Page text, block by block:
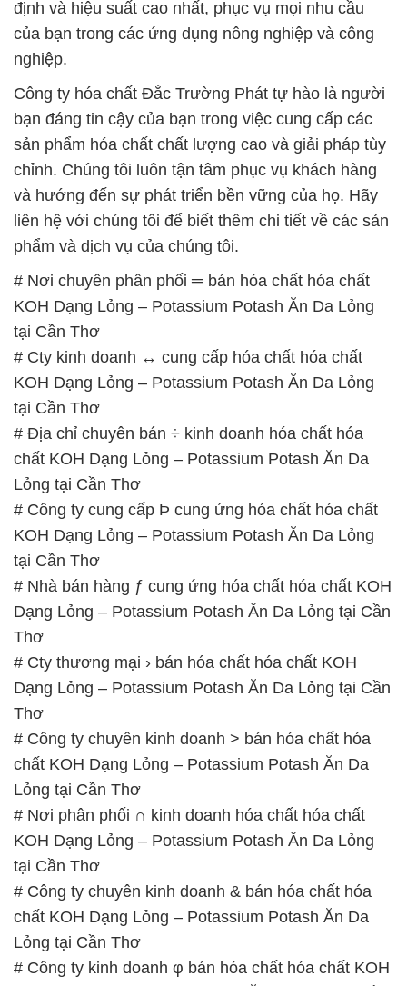
định và hiệu suất cao nhất, phục vụ mọi nhu cầu
của bạn trong các ứng dụng nông nghiệp và công
nghiệp.
Công ty hóa chất Đắc Trường Phát tự hào là người
bạn đáng tin cậy của bạn trong việc cung cấp các
sản phẩm hóa chất chất lượng cao và giải pháp tùy
chỉnh. Chúng tôi luôn tận tâm phục vụ khách hàng
và hướng đến sự phát triển bền vững của họ. Hãy
liên hệ với chúng tôi để biết thêm chi tiết về các sản
phẩm và dịch vụ của chúng tôi.
# Nơi chuyên phân phối ═ bán hóa chất hóa chất
KOH Dạng Lỏng – Potassium Potash Ăn Da Lỏng
tại Cần Thơ
# Cty kinh doanh ↔ cung cấp hóa chất hóa chất
KOH Dạng Lỏng – Potassium Potash Ăn Da Lỏng
tại Cần Thơ
# Địa chỉ chuyên bán ÷ kinh doanh hóa chất hóa
chất KOH Dạng Lỏng – Potassium Potash Ăn Da
Lỏng tại Cần Thơ
# Công ty cung cấp Þ cung ứng hóa chất hóa chất
KOH Dạng Lỏng – Potassium Potash Ăn Da Lỏng
tại Cần Thơ
# Nhà bán hàng ƒ cung ứng hóa chất hóa chất KOH
Dạng Lỏng – Potassium Potash Ăn Da Lỏng tại Cần
Thơ
# Cty thương mại › bán hóa chất hóa chất KOH
Dạng Lỏng – Potassium Potash Ăn Da Lỏng tại Cần
Thơ
# Công ty chuyên kinh doanh > bán hóa chất hóa
chất KOH Dạng Lỏng – Potassium Potash Ăn Da
Lỏng tại Cần Thơ
# Nơi phân phối ∩ kinh doanh hóa chất hóa chất
KOH Dạng Lỏng – Potassium Potash Ăn Da Lỏng
tại Cần Thơ
# Công ty chuyên kinh doanh & bán hóa chất hóa
chất KOH Dạng Lỏng – Potassium Potash Ăn Da
Lỏng tại Cần Thơ
# Công ty kinh doanh φ bán hóa chất hóa chất KOH